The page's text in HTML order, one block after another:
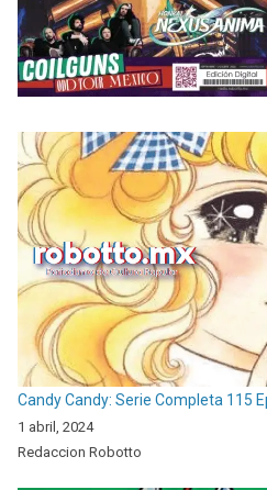
Candy Candy: Serie Completa 115
1 abril, 2024
Redaccion Robotto